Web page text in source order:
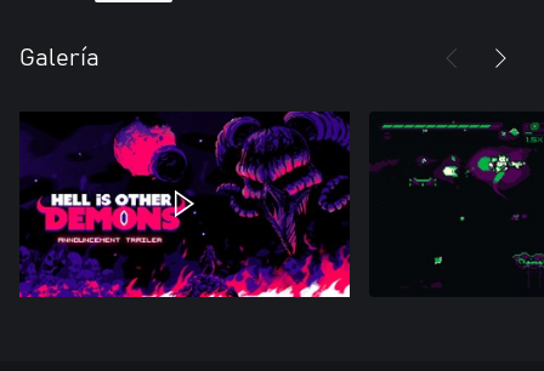
Galería